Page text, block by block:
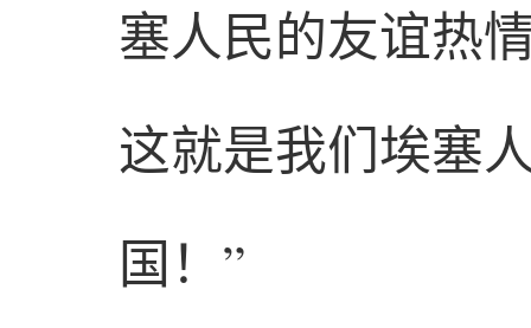
塞人民的友谊热
这就是我们埃塞
国！”